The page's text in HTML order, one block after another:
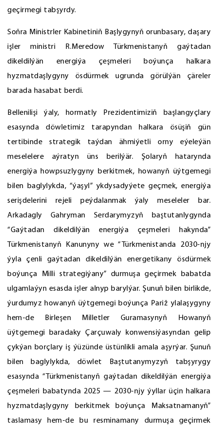
geçirmegi tabşyrdy.
Soňra Ministrler Kabinetiniň Başlygynyň orunbasary, daşary
işler ministri R.Meredow Türkmenistanyň gaýtadan
dikeldilýän energiýa çeşmeleri boýunça halkara
hyzmatdaşlygyny ösdürmek ugrunda görülýän çäreler
barada hasabat berdi.
Bellenilişi ýaly, hormatly Prezidentimiziň başlangyçlary
esasynda döwletimiz tarapyndan halkara ösüşiň gün
tertibinde strategik taýdan ähmiýetli orny eýeleýän
meselelere aýratyn üns berilýär. Şolaryň hatarynda
energiýa howpsuzlygyny berkitmek, howanyň üýtgemegi
bilen baglylykda, “ýaşyl” ykdysadyýete geçmek, energiýa
serişdelerini rejeli peýdalanmak ýaly meseleler bar.
Arkadagly Gahryman Serdarymyzyň baştutanlygynda
“Gaýtadan dikeldilýän energiýa çeşmeleri hakynda”
Türkmenistanyň Kanunyny we “Türkmenistanda 2030-njy
ýyla çenli gaýtadan dikeldilýän energetikany ösdürmek
boýunça Milli strategiýany” durmuşa geçirmek babatda
ulgamlaýyn esasda işler alnyp barylýar. Şunuň bilen birlikde,
ýurdumyz howanyň üýtgemegi boýunça Pariž ylalaşygyny
hem-de Birleşen Milletler Guramasynyň Howanyň
üýtgemegi baradaky Çarçuwaly konwensiýasyndan gelip
çykýan borçlary iş ýüzünde üstünlikli amala aşyrýar. Şunuň
bilen baglylykda, döwlet Baştutanymyzyň tabşyrygy
esasynda “Türkmenistanyň gaýtadan dikeldilýän energiýa
çeşmeleri babatynda 2025 — 2030-njy ýyllar üçin halkara
hyzmatdaşlygyny berkitmek boýunça Maksatnamanyň”
taslamasy hem-de bu resminamany durmuşa geçirmek